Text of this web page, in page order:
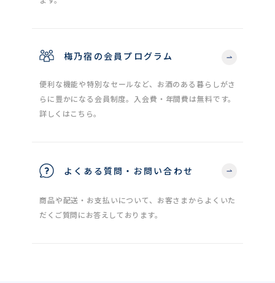
梅乃宿の会員プログラム
便利な機能や特別なセールなど、お酒のある暮らしがさ
らに豊かになる会員制度。入会費・年間費は無料です。
詳しくはこちら。
よくある質問・お問い合わせ
商品や配送・お支払いについて、お客さまからよくいた
だくご質問にお答えしております。